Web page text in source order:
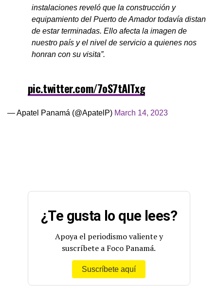
instalaciones reveló que la construcción y
equipamiento del Puerto de Amador todavía distan
de estar terminadas. Ello afecta la imagen de
nuestro país y el nivel de servicio a quienes nos
honran con su visita”.
pic.twitter.com/7oS7tAITxg
— Apatel Panamá (@ApatelP) March 14, 2023
¿Te gusta lo que lees?
Apoya el periodismo valiente y
suscríbete a Foco Panamá.
Suscríbete aquí